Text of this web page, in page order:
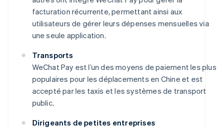
facturation récurrente, permettant ainsi aux
utilisateurs de gérer leurs dépenses mensuelles via
une seule application.
Transports
WeChat Pay est l’un des moyens de paiement les plus
populaires pour les déplacements en Chine et est
accepté par les taxis et les systèmes de transport
public.
Dirigeants de petites entreprises